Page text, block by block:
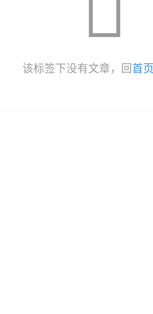
该标签下没有文章，回首页